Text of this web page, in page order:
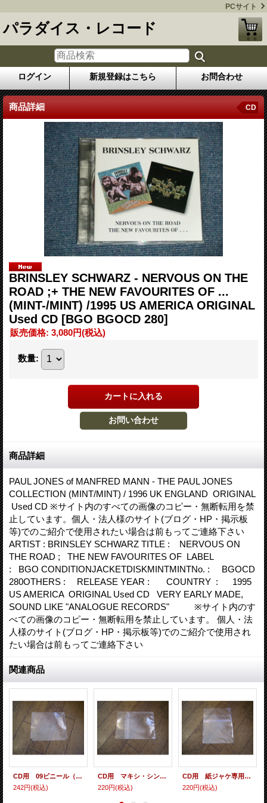
PCサイト
パラダイス・レコード
ログイン 新規登録はこちら お問合わせ
商品詳細 CD
BRINSLEY SCHWARZ - NERVOUS ON THE
ROAD ;+ THE NEW FAVOURITES OF ...
(MINT-/MINT) /1995 US AMERICA ORIGINAL
Used CD [BGO BGOCD 280]
販売価格: 3,080円(税込)
数量:
商品詳細
PAUL JONES of MANFRED MANN - THE PAUL JONES
COLLECTION (MINT/MINT) / 1996 UK ENGLAND ORIGINAL
Used CD ※サイト内のすべての画像のコピー・無断転用を禁
止しています。個人・法人様のサイト(ブログ・HP・掲示板
等)でのご紹介で使用されたい場合は前もってご連絡下さい
ARTIST : BRINSLEY SCHWARZ TITLE : NERVOUS ON
THE ROAD ; THE NEW FAVOURITES OF LABEL
: BGO CONDITIONJACKETDISKMINTMINTNo. : BGOCD
280OTHERS : RELEASE YEAR : COUNTRY : 1995
US AMERICA ORIGINAL Used CD VERY EARLY MADE,
SOUND LIKE "ANALOGUE RECORDS" ※サイト内のす
べての画像のコピー・無断転用を禁止しています。 個人・法
人様のサイト(ブログ・HP・掲示板等)でのご紹介で使用され
たい場合は前もってご連絡下さい
関連商品
CD用 09ビニール（各種サイズ） 10枚セット
242円(税込)
CD用 マキシ・シングル・シールド（ヨコ入れ/裏のり） 10枚セット
220円(税込)
CD用 紙ジャケ専用シールド（裏のり） 10枚セット
220円(税込)